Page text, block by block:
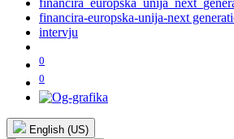
financira-europska-unija-next
intervju
0
0
English (US)